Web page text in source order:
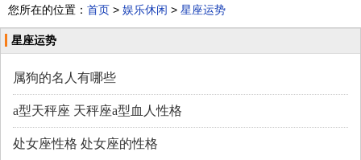
您所在的位置： 首页 > 娱乐休闲 > 星座运势
星座运势
属狗的名人有哪些
a型天秤座 天秤座a型血人性格
处女座性格 处女座的性格